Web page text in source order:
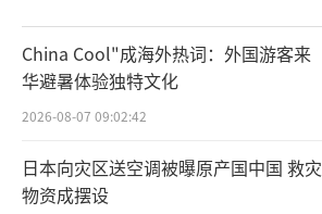
China Cool"成海外热词：外国游客来
华避暑体验独特文化
2026-08-07 09:02:42
日本向灾区送空调被曝原产国中国 救灾
物资成摆设